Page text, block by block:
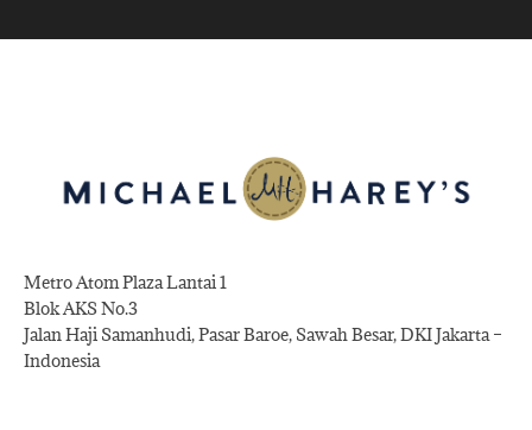
Metro Atom Plaza Lantai 1
Blok AKS No.3
Jalan Haji Samanhudi, Pasar Baroe, Sawah Besar, DKI Jakarta –
Indonesia